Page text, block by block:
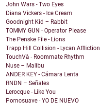
John Wars - Two Eyes
Diana Vickers - Ice Cream
Goodnight Kid – Rabbit
TOMMY GUN - Operator Please
The Penske File - Lions
Trapp Hill Collision - Lycan Affliction
TouchVà - Roommate Rhythm
Nuse – Malibu
ANDER KEY - Cámara Lenta
RNDN – Señales
Lerocque - Like You
Pornosuave - YO DE NUEVO